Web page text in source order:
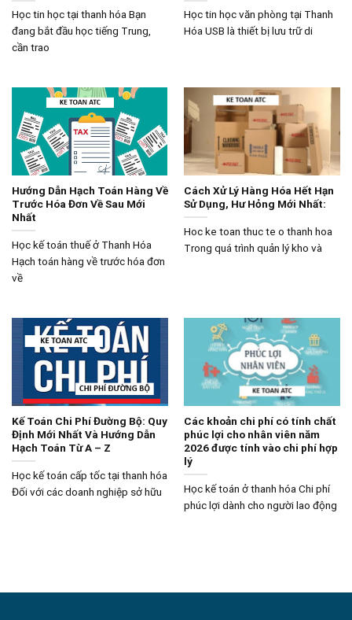
Học tin học tại thanh hóa Bạn
đang bắt đầu học tiếng Trung,
cần trao
Học tin học văn phòng tại Thanh
Hóa USB là thiết bị lưu trữ di
Hướng Dẫn Hạch Toán Hàng Về
Trước Hóa Đơn Về Sau Mới
Nhất
Học kế toán thuế ở Thanh Hóa
Hạch toán hàng về trước hóa đơn
về
Cách Xử Lý Hàng Hóa Hết Hạn
Sử Dụng, Hư Hỏng Mới Nhất:
Hoc ke toan thuc te o thanh hoa
Trong quá trình quản lý kho và
Kế Toán Chi Phí Đường Bộ: Quy
Định Mới Nhất Và Hướng Dẫn
Hạch Toán Từ A – Z
Học kế toán cấp tốc tại thanh hóa
Đối với các doanh nghiệp sở hữu
Các khoản chi phí có tính chất
phúc lợi cho nhân viên năm
2026 được tính vào chi phí hợp
lý
Học kế toán ở thanh hóa Chi phí
phúc lợi dành cho người lao động